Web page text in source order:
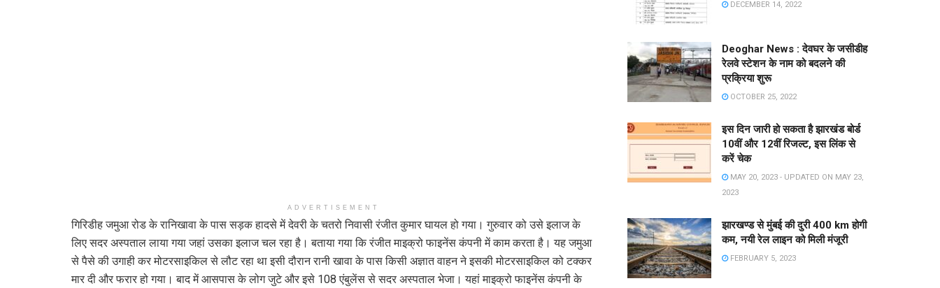
ADVERTISEMENT
गिरिडीह जमुआ रोड के रानिखावा के पास सड़क हादसे में देवरी के चतरो निवासी रंजीत कुमार घायल हो गया। गुरुवार को उसे इलाज के
लिए सदर अस्पताल लाया गया जहां उसका इलाज चल रहा है। बताया गया कि रंजीत माइक्रो फाइनेंस कंपनी में काम करता है। यह जमुआ
से पैसे की उगाही कर मोटरसाइकिल से लौट रहा था इसी दौरान रानी खावा के पास किसी अज्ञात वाहन ने इसकी मोटरसाइकिल को टक्कर
मार दी और फरार हो गया। बाद में आसपास के लोग जुटे और इसे 108 एंबुलेंस से सदर अस्पताल भेजा। यहां माइक्रो फाइनेंस कंपनी के
DECEMBER 14, 2022
Deoghar News : देवघर के जसीडीह
रेलवे स्टेशन के नाम को बदलने की
प्रक्रिया शुरू
OCTOBER 25, 2022
इस दिन जारी हो सकता है झारखंड बोर्ड
10वीं और 12वीं रिजल्ट, इस लिंक से
करें चेक
MAY 20, 2023 - UPDATED ON MAY 23,
2023
झारखण्ड से मुंबई की दुरी 400 km होगी
कम, नयी रेल लाइन को मिली मंजूरी
FEBRUARY 5, 2023